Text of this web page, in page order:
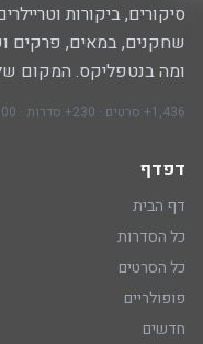
סיקורים, ביקורות
שחקנים, במאים, פרקים
ומה בנטפליקס. המקום של
1,436+ סרטים · 230+ סדרות · 12,000+ פרקים
דפדף
דף הבית
כל הסדרות
כל הסרטים
פופולריים
חדשים